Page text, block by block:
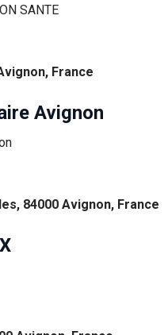
France
Avignon
84000 Avignon, France